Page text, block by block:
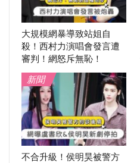
大規模網暴導致站姐自
殺！西村力演唱會發言遭
審判！網怒斥無恥！
新聞
不合升級！侯明昊被警方